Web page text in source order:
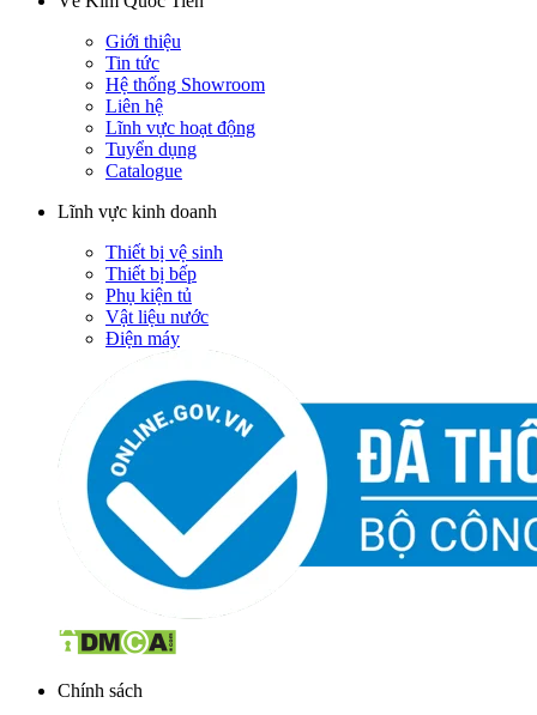
Giới thiệu
Tin tức
Hệ thống Showroom
Liên hệ
Lĩnh vực hoạt động
Tuyển dụng
Catalogue
Lĩnh vực kinh doanh
Thiết bị vệ sinh
Thiết bị bếp
Phụ kiện tủ
Vật liệu nước
Điện máy
Chính sách